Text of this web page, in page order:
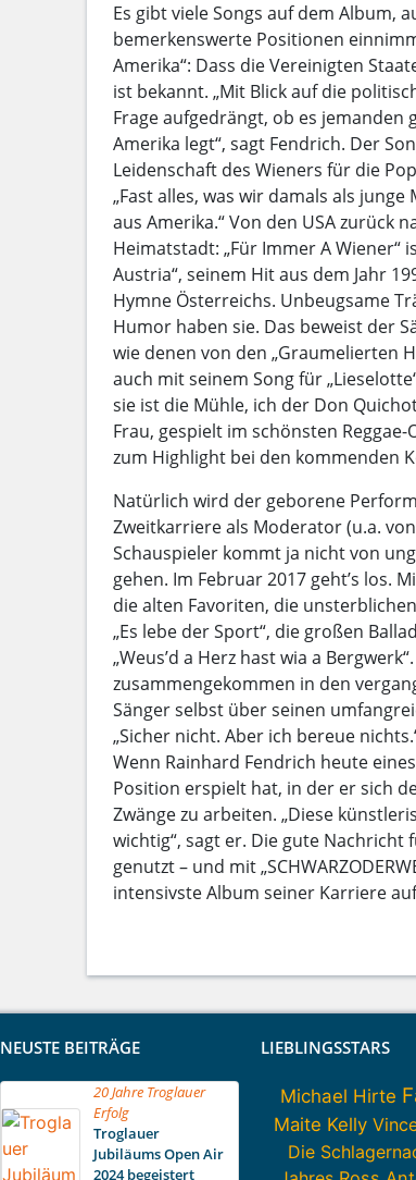
Es gibt viele Songs auf dem Album,
bemerkenswerte Positionen
Amerika“: Dass die Vereinigten
ist bekannt. „Mit Blick auf die
Frage aufgedrängt, ob es
Amerika legt“, sagt Fendrich. Der
Leidenschaft des Wieners für die
„Fast alles, was wir damals als junge
aus Amerika.“ Von den USA zurück
Heimatstadt: „Für Immer A Wiener“
Austria“, seinem Hit aus dem Jahr
Hymne Österreichs. Unbeugsame
Humor haben sie. Das beweist der
wie denen von den „Graumelierten
auch mit seinem Song für
sie ist die Mühle, ich der Don
Frau, gespielt im schönsten
zum Highlight bei den kommenden
Natürlich wird der geborene
Zweitkarriere als Moderator (u.a.
Schauspieler kommt ja nicht von
gehen. Im Februar 2017 geht’s los.
die alten Favoriten, die
„Es lebe der Sport“, die großen
„Weus’d a Herz hast wia a
zusammengekommen in den
Sänger selbst über seinen
„Sicher nicht. Aber ich bereue
Wenn Rainhard Fendrich heute
Position erspielt hat, in der er sich
Zwänge zu arbeiten. „Diese
wichtig“, sagt er. Die gute Nachricht
genutzt – und mit
intensivste Album seiner Karriere
NEUSTE BEITRÄGE
20 Jahre Troglauer
Erfolg
Troglauer
Jubiläums Open Air
2024 begeistert
LIEBLINGSSTARS
Michael Hirte
Maite Kelly
Die